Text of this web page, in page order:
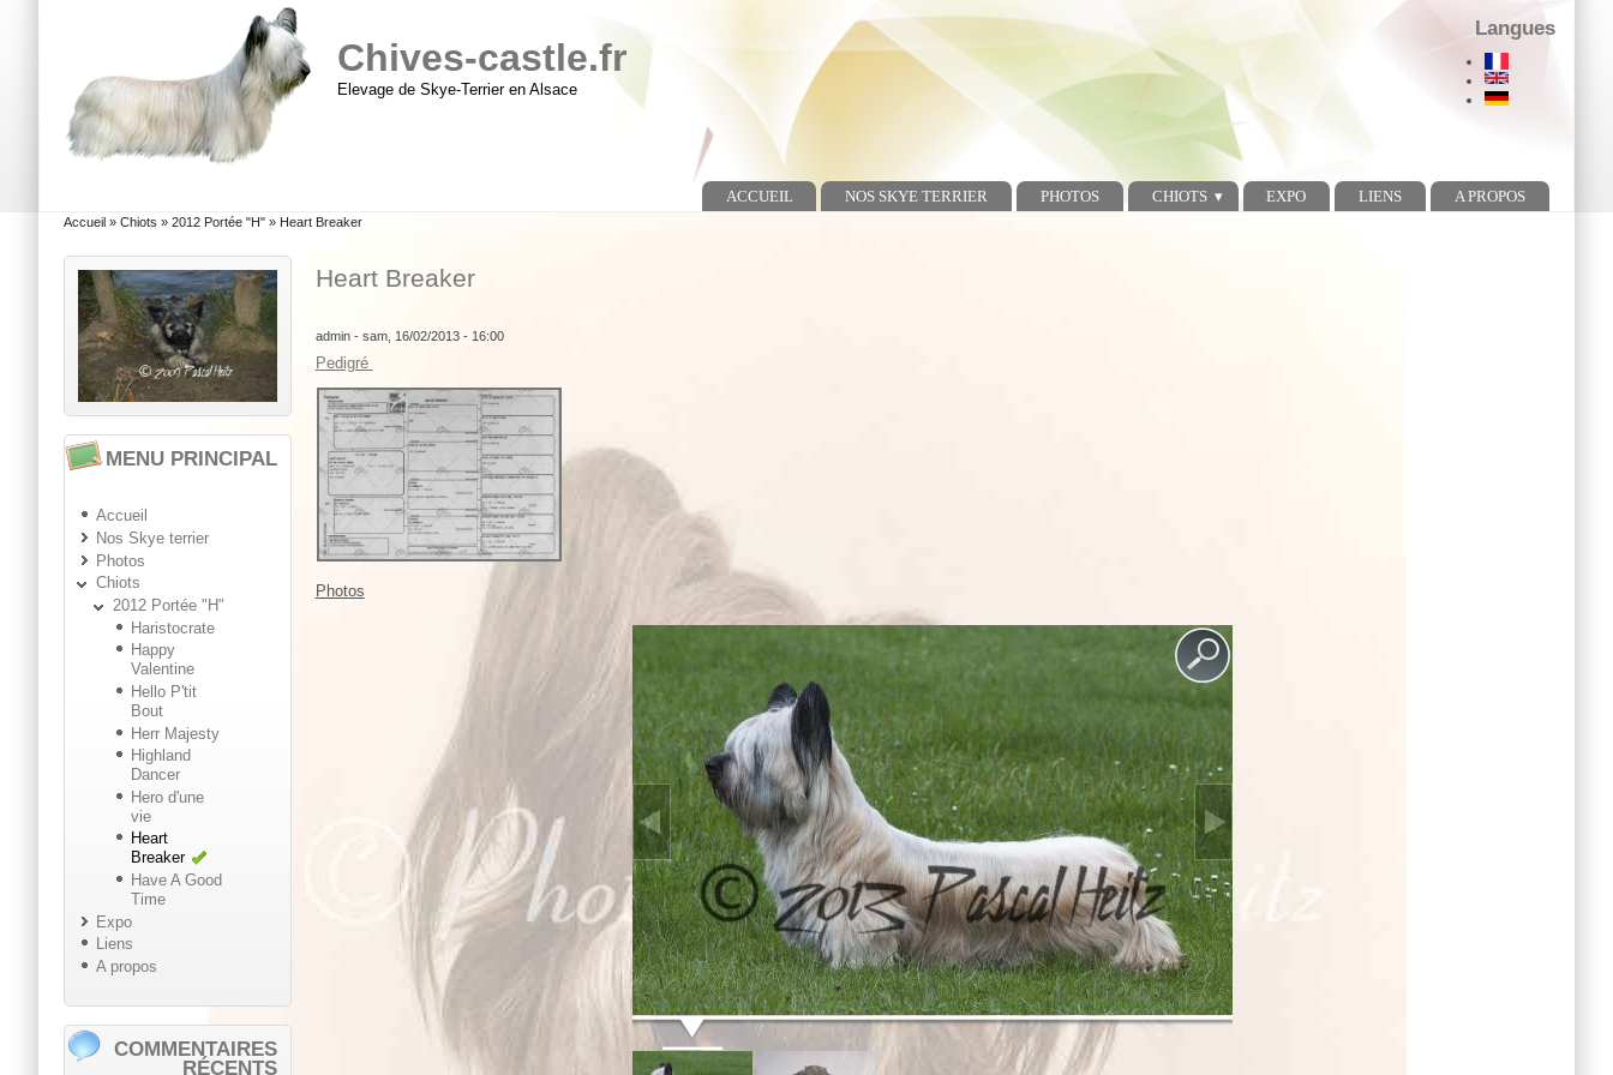
Langues
Chives-castle.fr
Elevage de Skye-Terrier en Alsace
ACCUEIL NOS SKYE TERRIER PHOTOS CHIOTS EXPO LIENS
A PROPOS
Vous êtes ici
Accueil » Chiots » 2012 Portée "H" » Heart Breaker
MENU PRINCIPAL
Accueil
Nos Skye terrier
Photos
Chiots
2012 Portée "H"
Haristocrate
Happy
Valentine
Hello P'tit
Bout
Herr Majesty
Highland
Dancer
Hero d'une
vie
Heart
Breaker
Have A Good
Time
Expo
Liens
A propos
COMMENTAIRES
RÉCENTS
Heart Breaker
admin- sam, 16/02/2013 - 16:00
Pedigré
Photos